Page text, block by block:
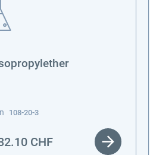
108-20-3
CHF